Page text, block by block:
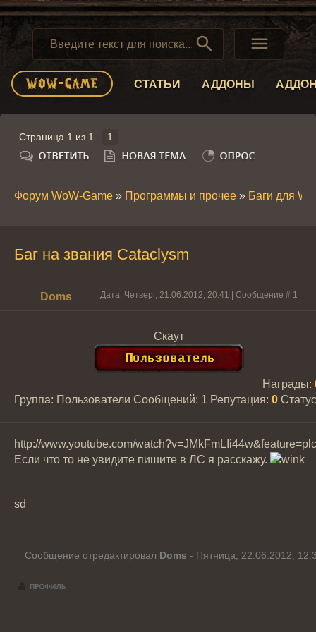
 
СТАТЬИ АДДОНЫ
Страница 1 из 1 1
Форум WoW-Game » Программы и прочее » Баги для
Баг на звания Cataclysm
Doms Дата: Четверг, 21.06.2012, 20:41 | Сообщение # 1
Скаут
Группа: Пользователи Сообщений: 1
Награды:
Репутация: 0
http://www.youtube.com/
Если что то не увидите пишите в ЛС я расскажу.
sd
Сообщение отредактировал Doms - Пятница, 22.06.2012,